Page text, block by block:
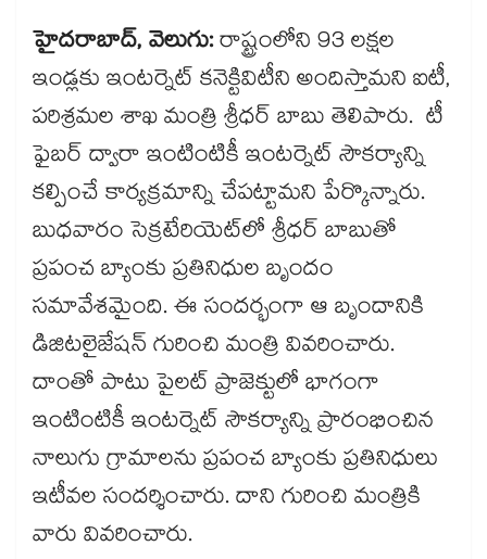
హైదరాబాద్, వెలుగు:రాష్ట్రంలోని 93 లక్షల
ఇండ్లకు ఇంటర్నెట్​ కనెక్టివిటీని అందిస్తామని ఐటీ,
పరిశ్రమల శాఖ మంత్రి శ్రీధర్​ బాబు తెలిపారు. టీ
ఫైబర్​ ద్వారా ఇంటింటికీ ఇంటర్నెట్​ సౌకర్యాన్ని
కల్పించే కార్యక్రమాన్ని చేపట్టామని పేర్కొన్నారు.
బుధవారం సెక్రటేరియెట్​లో శ్రీధర్​ బాబుతో
ప్రపంచ బ్యాంకు ప్రతినిధుల బృందం
సమావేశమైంది. ఈ సందర్భంగా ఆ బృందానికి
డిజిటలైజేషన్​ గురించి మంత్రి వివరించారు.
దాంతో పాటు పైలట్​ ప్రాజెక్టులో భాగంగా
ఇంటింటికీ ఇంటర్నెట్​ సౌకర్యాన్ని ప్రారంభించిన
నాలుగు గ్రామాలను ప్రపంచ బ్యాంకు ప్రతినిధులు
ఇటీవల సందర్శించారు. దాని గురించి మంత్రికి
వారు వివరించారు.